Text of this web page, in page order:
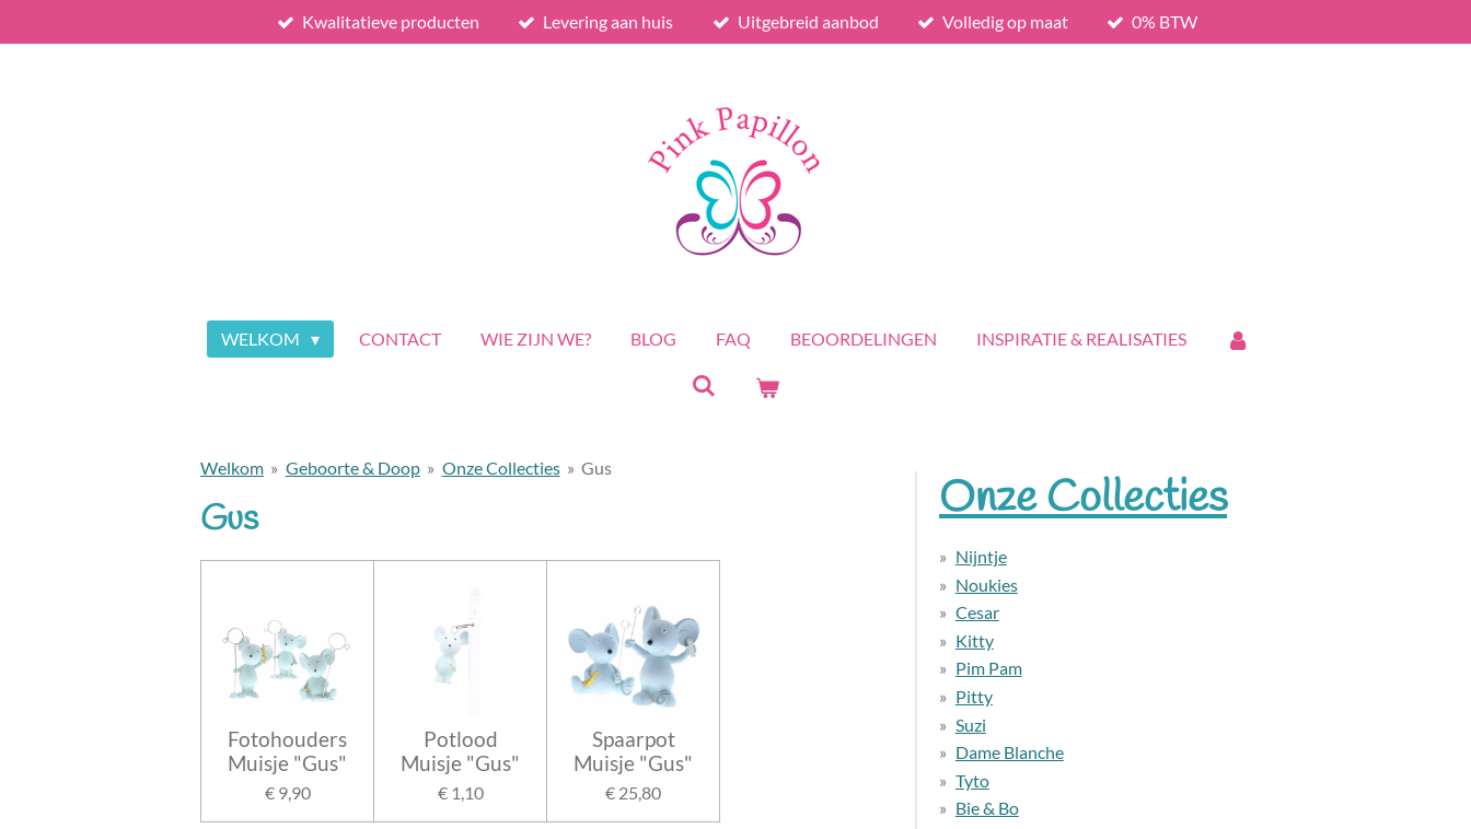
direct
Kwalitatieve producten Levering aan huis Uitgebreid aanbod Volledig op maat 0% BTW
WELKOM CONTACT WIE ZIJN WE? BLOG FAQ BEOORDELINGEN INSPIRATIE & REALISATIES
Welkom » Geboorte & Doop » Onze Collecties » Gus
Gus
Fotohouders
Muisje "Gus"
€ 9,90
Potlood
Muisje "Gus"
€ 1,10
Spaarpot
Muisje "Gus"
€ 25,80
Onze Collecties
Nijntje
Noukies
Cesar
Kitty
Pim Pam
Pitty
Suzi
Dame Blanche
Tyto
Bie & Bo